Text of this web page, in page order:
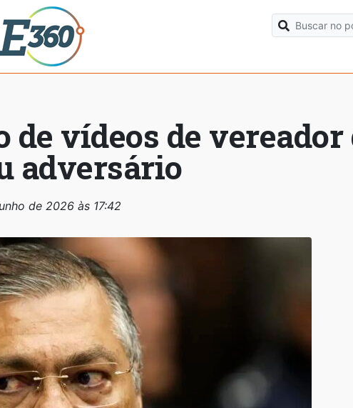
vídeos de vereador
adversário
de 2026 às 17:42